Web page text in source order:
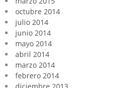
octubre 2014
julio 2014
junio 2014
mayo 2014
abril 2014
marzo 2014
febrero 2014